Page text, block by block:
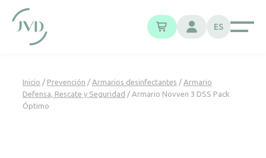
ES
Inicio / Prevención / Armarios desinfectantes / Armario
Defensa, Rescate y Seguridad / Armario Novven 3 DSS Pack
Óptimo
Panel de gestión de cookies